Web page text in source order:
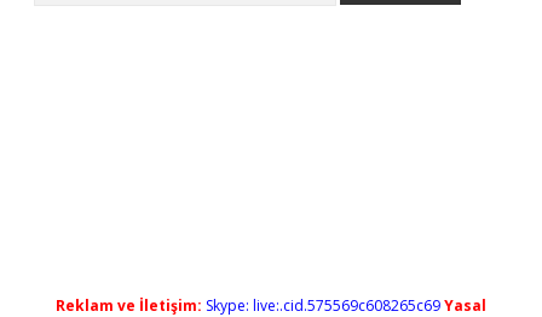
Reklam ve İletişim: Skype: live:.cid.575569c608265c69Yasal